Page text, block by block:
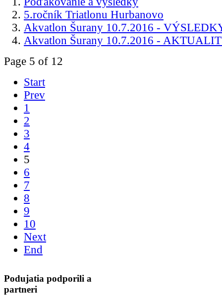
5.ročník Triatlonu Hurbanovo
Akvatlon Šurany 10.7.2016 -
Akvatlon Šurany 10.7.2016 -
Page 5 of 12
Start
Prev
1
2
3
4
5
6
7
8
9
10
Next
End
Podujatia podporili a
partneri